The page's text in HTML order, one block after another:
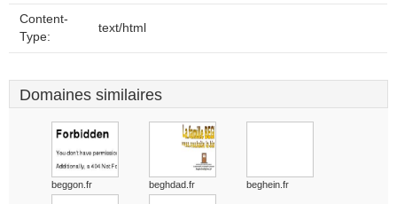
Content-
Type:
text/html
Domaines similaires
beggon.fr beghdad.fr beghein.fr